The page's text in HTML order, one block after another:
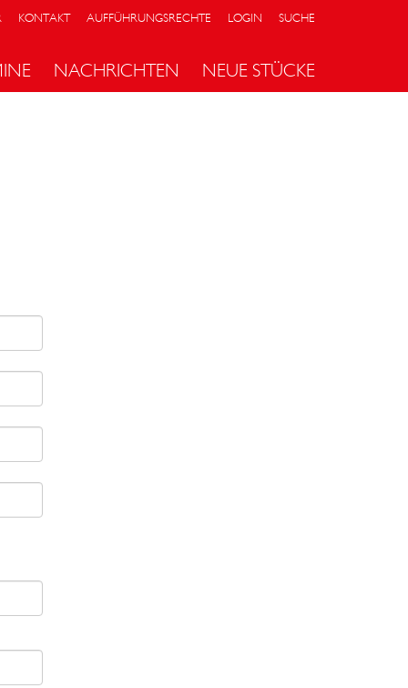
KONTAKT AUFFÜHRUNGSRECHTE LOGIN SUCHE
NACHRICHTEN NEUE STÜCKE